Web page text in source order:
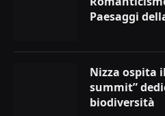
Paesaggi
Nizza ospita
summit”
biodiversità